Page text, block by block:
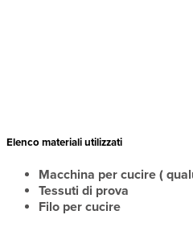
Elenco materiali utilizzati
Macchina per cucire (
Tessuti di prova
Filo per cucire